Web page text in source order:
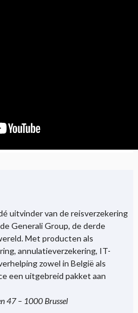
uitvinder van de reisverzekering
Generali Group, de derde
Met producten als
annulatieverzekering, IT-
zowel in België als
een uitgebreid pakket aan
47 – 1000 Brussel